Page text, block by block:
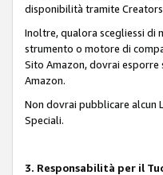
disponibilità tramite Creators
Inoltre, qualora scegliessi di
strumento o motore di
Sito Amazon, dovrai
Amazon.
Non dovrai pubblicare alcun
Speciali.
3. Responsabilità per il